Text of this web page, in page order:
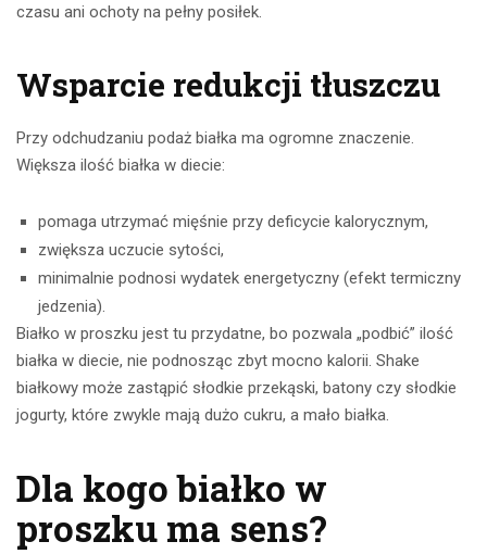
czasu ani ochoty na pełny posiłek.
Wsparcie redukcji tłuszczu
Przy odchudzaniu podaż białka ma ogromne znaczenie.
Większa ilość białka w diecie:
pomaga utrzymać mięśnie przy deficycie kalorycznym,
zwiększa uczucie sytości,
minimalnie podnosi wydatek energetyczny (efekt termiczny
jedzenia).
Białko w proszku jest tu przydatne, bo pozwala „podbić” ilość
białka w diecie, nie podnosząc zbyt mocno kalorii. Shake
białkowy może zastąpić słodkie przekąski, batony czy słodkie
jogurty, które zwykle mają dużo cukru, a mało białka.
Dla kogo białko w
proszku ma sens?